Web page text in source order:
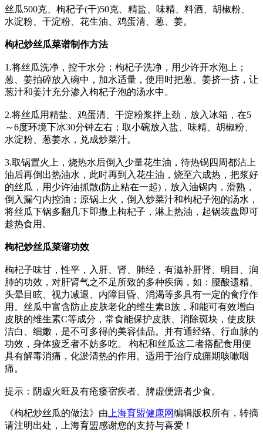
丝瓜500克、枸杞子(干)50克、精盐、味精、料酒、胡椒粉、
水淀粉、干淀粉、花生油、鸡蛋清、葱、姜。
枸杞炒丝瓜菜谱制作方法
1.将丝瓜洗净，控干水分；枸杞子洗净，用少许开水泡上；
葱、姜拍碎放入碗中，加水适量，使用时把葱、姜挤一挤，让
葱汁和姜汁充分渗入枸杞子泡的汤水中。
2.将丝瓜用精盐、鸡蛋清、干淀粉浆拌上劲，放入冰箱，在5
～6度环境下冰30分钟左右；取小碗放入盐、味精、胡椒粉、
水淀粉、葱姜水，兑成炒菜汁。
3.取锅置火上，烧热水后倒入少量花生油，待热锅四周都沾上
油后再倒出热油水，此时再到入花生油，烧至六成热，把浆好
的丝瓜，用少许油抓散(防止粘在一起)，放入油锅内，滑熟，
倒入漏勺内控油；原锅上火，倒入炒菜汁和枸杞子泡的汤水，
将丝瓜下锅多翻几下即撒上枸杞子，淋上热油，起锅装盘即可
趁热食用。
枸杞炒丝瓜菜谱功效
枸杞子味甘，性平，入肝、肾、肺经，有滋补肝肾、明目、润
肺的功效，对肝肾气之不足所致的多种疾病，如：腰酸遗精、
头晕目眩、视力减退、内障目昏、消渴等多具有一定的食疗作
用。丝瓜中富含防止皮肤老化的维生素B族，和能可有效增白
皮肤的维生素C等成分，常食能保护皮肤、消除斑块，使皮肤
洁白、细嫩，是不可多得的美容佳品。并有通经络、行血脉的
功效，身体疲乏者不妨多吃。 枸杞和丝瓜这二者搭配食用便
具有解毒消痛，化淤清热的作用。适用于治疗成痈期咳嗽咽
痛。
提示：阴虚火旺及有疮瘘宿疾者、脾虚便溏者少食。
《枸杞炒丝瓜的做法》由 上海育盟健康网编辑版权所有，转摘
请注明出处，上海育盟感谢您的支持与喜爱！